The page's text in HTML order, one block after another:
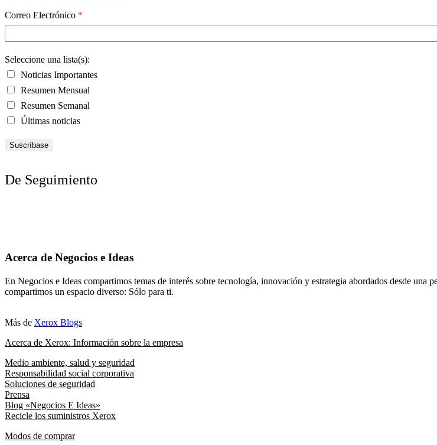
Correo Electrónico *
Seleccione una lista(s):
Noticias Importantes
Resumen Mensual
Resumen Semanal
Últimas noticias
De Seguimiento
Acerca de Negocios e Ideas
En Negocios e Ideas compartimos temas de interés sobre tecnología, innovación y estrategia abordados desde
compartimos un espacio diverso: Sólo para ti.
Más de Xerox Blogs
Acerca de Xerox: Información sobre la empresa
Medio ambiente, salud y seguridad
Responsabilidad social corporativa
Soluciones de seguridad
Prensa
Blog «Negocios E Ideas»
Recicle los suministros Xerox
Modos de comprar